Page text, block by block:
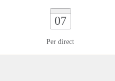
07
Per direct